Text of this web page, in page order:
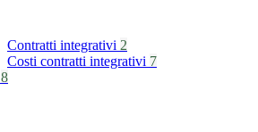
Contratti integrativi 2
Costi contratti integrativi 7
8